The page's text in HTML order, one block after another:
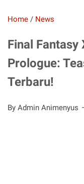
Home / News
Final Fantasy
Prologue:
Terbaru!
By Admin Animenyus